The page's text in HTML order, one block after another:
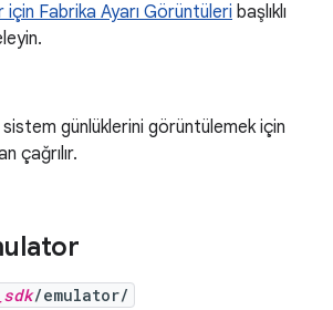
için Fabrika Ayarı Görüntüleri başlıklı
günlüklerini görüntülemek için
çağrılır.
/emulator/